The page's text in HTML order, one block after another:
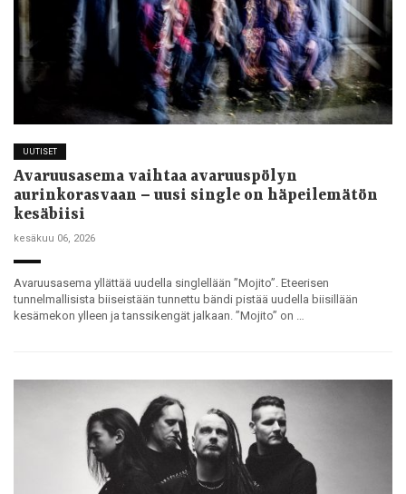
UUTISET
Avaruusasema vaihtaa avaruuspölyn
aurinkorasvaan – uusi single on häpeilemätön
kesäbiisi
kesäkuu 06, 2026
Avaruusasema yllättää uudella singlellään ”Mojito”. Eteerisen
tunnelmallisista biiseistään tunnettu bändi pistää uudella biisillään
kesämekon ylleen ja tanssikengät jalkaan. ”Mojito” on …